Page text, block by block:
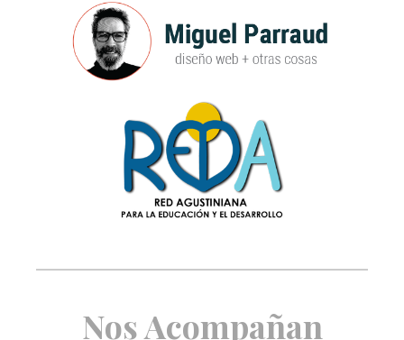
Nos Acompañan